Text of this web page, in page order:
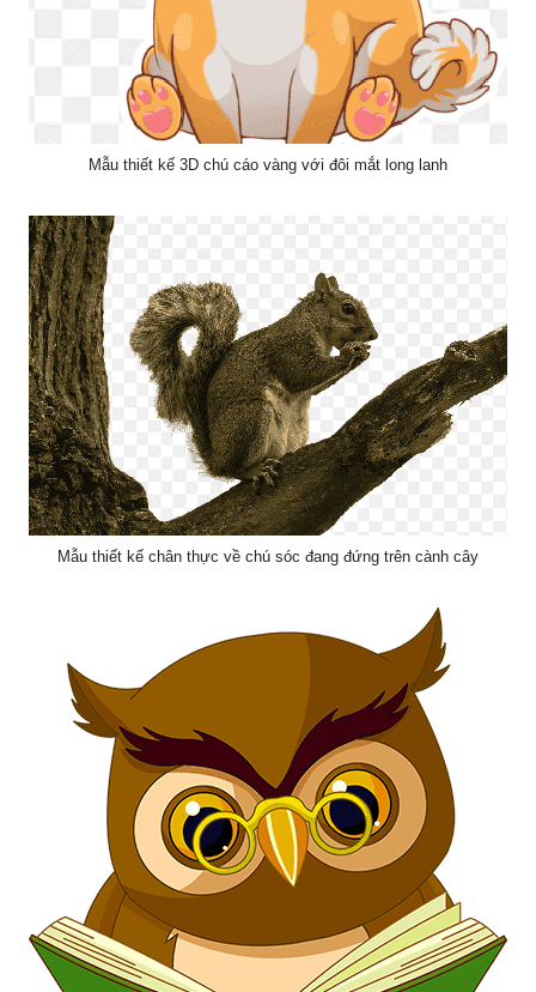
Mẫu thiết kế 3D chú cáo vàng với đôi mắt long lanh
Mẫu thiết kế chân thực về chú sóc đang đứng trên cành cây